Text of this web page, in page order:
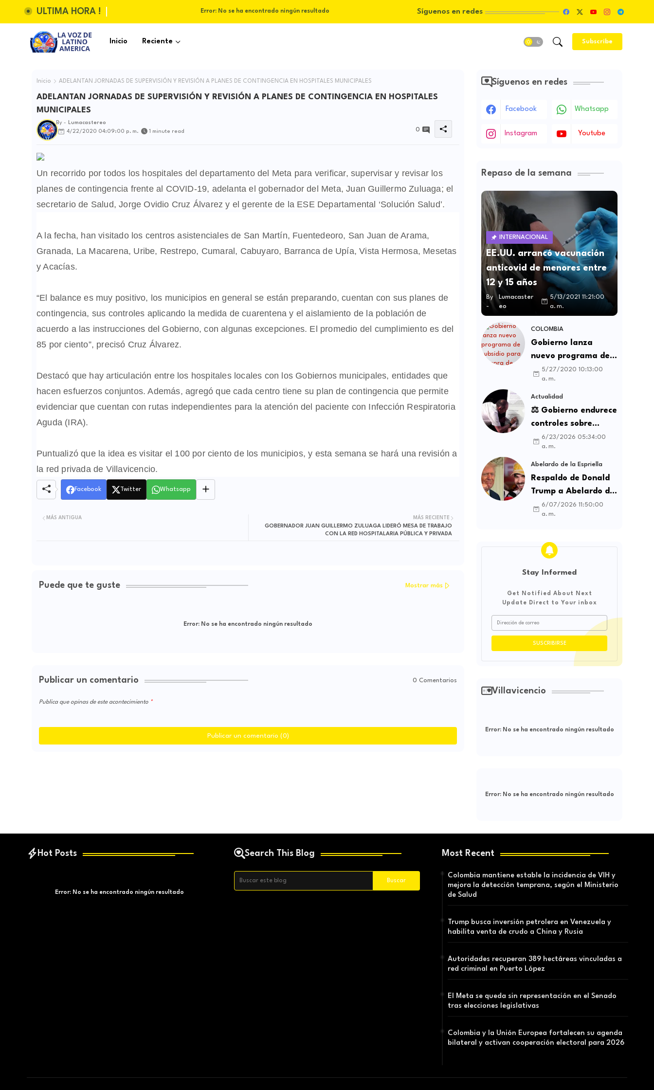
ULTIMA HORA ! Error: No se ha encontrado ningún resultado Síguenos en redes
Inicio Reciente Subscribe
Inicio ADELANTAN JORNADAS DE SUPERVISIÓN Y REVISIÓN A PLANES DE CONTINGENCIA EN HOSPITALES MUNICIPALES
ADELANTAN JORNADAS DE SUPERVISIÓN Y REVISIÓN A PLANES DE CONTINGENCIA EN HOSPITALES
MUNICIPALES
By -
Lumacastereo
4/22/2020 04:09:00 p. m.
1 minute read 0
Un recorrido por todos los hospitales del departamento del Meta para verificar, supervisar y revisar los
planes de contingencia frente al COVID-19, adelanta el gobernador del Meta, Juan Guillermo Zuluaga; el
secretario de Salud, Jorge Ovidio Cruz Álvarez y el gerente de la ESE Departamental ‘Solución Salud’.
A la fecha, han visitado los centros asistenciales de San Martín, Fuentedeoro, San Juan de Arama,
Granada, La Macarena, Uribe, Restrepo, Cumaral, Cabuyaro, Barranca de Upía, Vista Hermosa, Mesetas
y Acacías.
“El balance es muy positivo, los municipios en general se están preparando, cuentan con sus planes de
contingencia, sus controles aplicando la medida de cuarentena y el aislamiento de la población de
acuerdo a las instrucciones del Gobierno, con algunas excepciones. El promedio del cumplimiento es del
85 por ciento”, precisó Cruz Álvarez.
Destacó que hay articulación entre los hospitales locales con los Gobiernos municipales, entidades que
hacen esfuerzos conjuntos. Además, agregó que cada centro tiene su plan de contingencia que permite
evidenciar que cuentan con rutas independientes para la atención del paciente con Infección Respiratoria
Aguda (IRA).
Puntualizó que la idea es visitar el 100 por ciento de los municipios, y esta semana se hará una revisión a
la red privada de Villavicencio.
Facebook Twitter Whatsapp
MÁS RECIENTE
GOBERNADOR JUAN GUILLERMO ZULUAGA LIDERÓ MESA DE TRABAJO
CON LA RED HOSPITALARIA PÚBLICA Y PRIVADA
MÁS ANTIGUA
Puede que te guste Mostrar más
Error: No se ha encontrado ningún resultado
Publicar un comentario 0 Comentarios
Publica que opinas de este acontecimiento
Publicar un comentario (0)
Síguenos en redes
Facebook Whatsapp
Instagram Youtube
Repaso de la semana
INTERNACIONAL
EE.UU. arrancó vacunación
anticovid de menores entre
12 y 15 años
By
-
Lumacaster
eo
5/13/2021 11:21:00
a. m.
COLOMBIA
Gobierno lanza
nuevo programa de
subsidio para compra
de vivienda VIS y no
VIS
5/27/2020 10:13:00
a. m.
Actualidad
⚖️ Gobierno endurece
controles sobre
contratos sindicales
y busca frenar la
intermediación
laboral ilegal
6/23/2026 05:34:00
a. m.
Abelardo de la Espriella
Respaldo de Donald
Trump a Abelardo de
la Espriella genera
debate sobre
influencia
internacional
6/07/2026 11:50:00
a. m.
Stay Informed
Get Notified About Next
Update Direct to Your inbox
Villavicencio
Error:No se ha encontrado ningún resultado
Error:No se ha encontrado ningún resultado
Hot Posts
Error: No se ha encontrado ningún resultado
Search This Blog Most Recent
Colombia mantiene estable la incidencia de VIH y
mejora la detección temprana, según el Ministerio
de Salud
Trump busca inversión petrolera en Venezuela y
habilita venta de crudo a China y Rusia
Autoridades recuperan 389 hectáreas vinculadas a
red criminal en Puerto López
El Meta se queda sin representación en el Senado
tras elecciones legislativas
Colombia y la Unión Europea fortalecen su agenda
bilateral y activan cooperación electoral para 2026